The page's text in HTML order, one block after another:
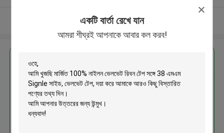
একটি বার্তা রেখে যান
আমরা শীঘ্রই আপনাকে আবার কল করব!
আরো দেখুন
মার্জিত 100% নাইলন ভেলভেট রিবন টেপ সঙ্গে
38 এমএম Signle সাইড, ভেলভেট টেপ